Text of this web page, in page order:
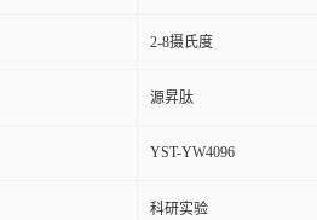
2-8摄氏度
源昇肽
YST-YW4096
科研实验